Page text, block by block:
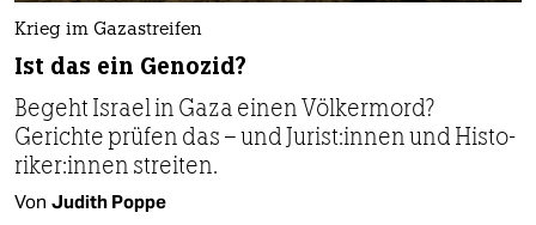
Krieg im Gazastreifen
Ist das ein Genozid?
Begeht Israel in Gaza einen Völkermord?
Gerichte prüfen das – und Ju­ris­t:in­nen und His­to­
ri­ke­r:in­nen streiten.
Von Judith Poppe